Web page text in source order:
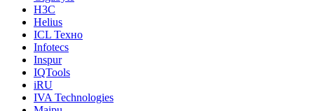
H3C
Helius
ICL Техно
Infotecs
Inspur
IQTools
iRU
IVA Technologies